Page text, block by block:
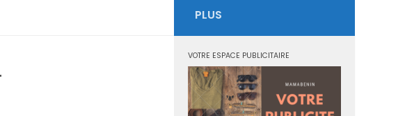
PLUS
VOTRE ESPACE PUBLICITAIRE